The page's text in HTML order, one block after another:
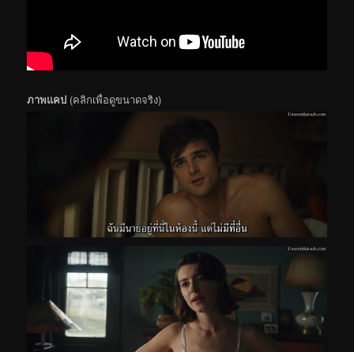
ภาพแคป (คลิกเพื่อดูขนาดจริง)